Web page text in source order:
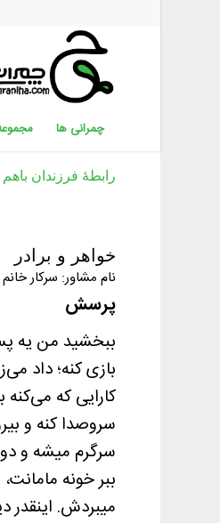
چمرانی ها
رابطۀ فرزندان باهم
خواهر و برادر
نام مشاور: سرکار
پرسش
بازی کنه؛ داد
کارایی که
سرگرم میشه و
ببر خونه
میبردش.